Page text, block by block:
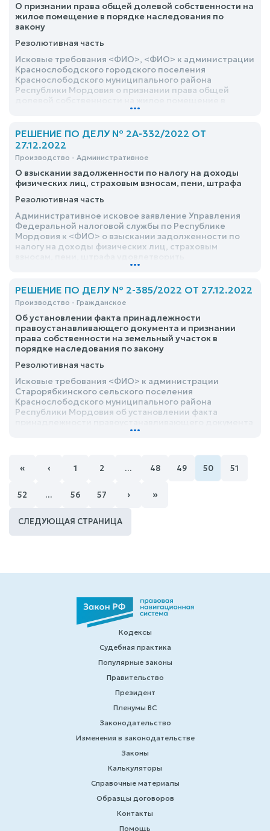
О признании права общей долевой собственности на
жилое помещение в порядке наследования по
закону
Резолютивная часть
Исковые требования <ФИО>, <ФИО> к администрации
Краснослободского городского поселения
Краснослободского муниципального района
Республики Мордовия о признании права общей
порядке наследования по закону удовлетворить
...
РЕШЕНИЕ ПО ДЕЛУ № 2А-332/2022 ОТ
27.12.2022
Производство - Административное
О взыскании задолженности по налогу на доходы
физических лиц, страховым взносам, пени, штрафа
Резолютивная часть
Административное исковое заявление Управления
Федеральной налоговой службы по Республике
Мордовия к <ФИО> о взыскании задолженности по
налогу на доходы физических лиц, страховым
...
РЕШЕНИЕ ПО ДЕЛУ № 2-385/2022 ОТ 27.12.2022
Производство - Гражданское
Об установлении факта принадлежности
правоустанавливающего документа и признании
права собственности на земельный участок в
порядке наследования по закону
Резолютивная часть
Исковые требования <ФИО> к администрации
Старорябкинского сельского поселения
Краснослободского муниципального района
Республики Мордовия об установлении факта
и признании права собственности на земельный
...
« ‹ 1 2 … 48 49 50 51
52 … 56 57 › »
СЛЕДУЮЩАЯ СТРАНИЦА
Кодексы
Судебная практика
Популярные законы
Правительство
Президент
Пленумы ВС
Законодательство
Изменения в законодательстве
Законы
Калькуляторы
Справочные материалы
Образцы договоров
Контакты
Помощь